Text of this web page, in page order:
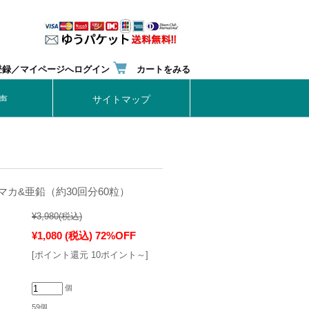
／マイページへログイン カートをみる
サイトマップ
カ&亜鉛（約30回分60粒）
¥3,980(税込)
¥1,080 (税込) 72%OFF
[ポイント還元 10ポイント～]
個
59個